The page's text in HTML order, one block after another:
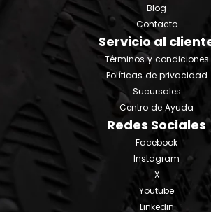
Blog
Contacto
Servicio al
Términos y condiciones
Políticas de privacidad
Sucursales
Centro de Ayuda
Redes Sociales
Facebook
Instagram
X
Youtube
Linkedin